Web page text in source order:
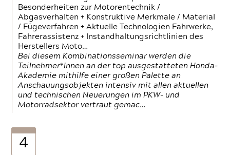
Besonderheiten zur Motorentechnik /
Abgasverhalten + Konstruktive Merkmale / Material
/ Fügeverfahren + Aktuelle Technologien Fahrwerke,
Fahrerassistenz + Instandhaltungsrichtlinien des
Herstellers Moto…
Bei diesem Kombinationsseminar werden die
Teilnehmer*Innen an der top ausgestatteten Honda-
Akademie mithilfe einer großen Palette an
Anschauungsobjekten intensiv mit allen aktuellen
und technischen Neuerungen im PKW- und
Motorradsektor vertraut gemac…
4